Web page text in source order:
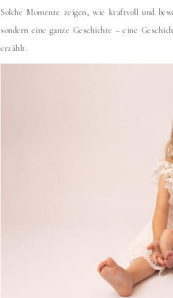
Solche Momente zeigen, wie kraftvoll und
sondern eine ganze Geschichte – eine
erzählt.